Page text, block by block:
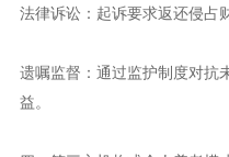
法律诉讼：起诉要求返还侵占
遗嘱监督：通过监护制度对抗
益。